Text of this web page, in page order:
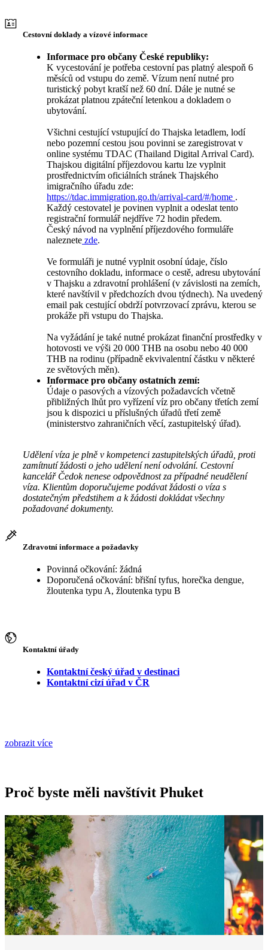
Cestovní doklady a vízové informace
Informace pro občany České republiky:
K vycestování je potřeba cestovní pas platný alespoň 6
měsíců od vstupu do země. Vízum není nutné pro
turistický pobyt kratší než 60 dní. Dále je nutné se
prokázat platnou zpáteční letenkou a dokladem o
ubytování.
Všichni cestující vstupující do Thajska letadlem, lodí
nebo pozemní cestou jsou povinni se zaregistrovat v
online systému TDAC (Thailand Digital Arrival Card).
Thajskou digitální příjezdovou kartu lze vyplnit
prostřednictvím oficiálních stránek Thajského
imigračního úřadu zde:
https://tdac.immigration.go.th/arrival-card/#/home .
Každý cestovatel je povinen vyplnit a odeslat tento
registrační formulář nejdříve 72 hodin předem.
Český návod na vyplnění příjezdového formuláře
naleznete zde.
Ve formuláři je nutné vyplnit osobní údaje, číslo
cestovního dokladu, informace o cestě, adresu ubytování
v Thajsku a zdravotní prohlášení (v závislosti na zemích,
které navštívil v předchozích dvou týdnech). Na uvedený
email pak cestující obdrží potvrzovací zprávu, kterou se
prokáže při vstupu do Thajska.
Na vyžádání je také nutné prokázat finanční prostředky v
hotovosti ve výši 20 000 THB na osobu nebo 40 000
THB na rodinu (případně ekvivalentní částku v některé
ze světových měn).
Informace pro občany ostatních zemí:
Údaje o pasových a vízových požadavcích včetně
přibližných lhůt pro vyřízení víz pro občany třetích zemí
jsou k dispozici u příslušných úřadů třetí země
(ministerstvo zahraničních věcí, zastupitelský úřad).
Udělení víza je plně v kompetenci zastupitelských úřadů, proti
zamítnutí žádosti o jeho udělení není odvolání. Cestovní
kancelář Čedok nenese odpovědnost za případné neudělení
víza. Klientům doporučujeme podávat žádosti o víza s
dostatečným předstihem a k žádosti dokládat všechny
požadované dokumenty.
Zdravotní informace a požadavky
Povinná očkování: žádná
Doporučená očkování: břišní tyfus, horečka dengue,
žloutenka typu A, žloutenka typu B
Kontaktní úřady
Kontaktní český úřad v destinaci
Kontaktní cizí úřad v ČR
zobrazit více
Proč byste měli navštívit Phuket